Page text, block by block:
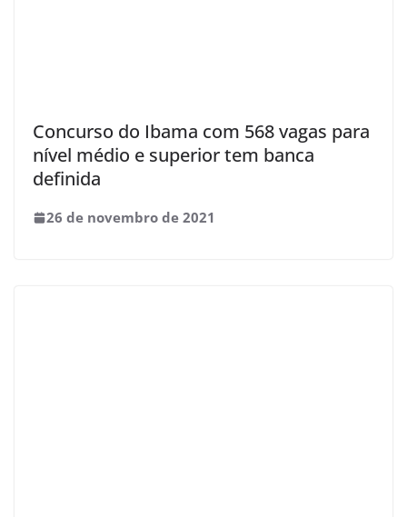
Concurso do Ibama com 568 vagas para
nível médio e superior tem banca
definida
26 de novembro de 2021